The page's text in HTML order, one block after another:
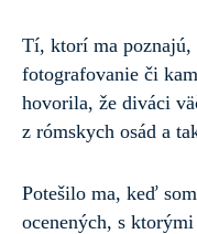
Tí, ktorí ma poznajú,
fotografovanie či
hovorila, že diváci
z rómskych osád a
Potešilo ma, keď
ocenených, s